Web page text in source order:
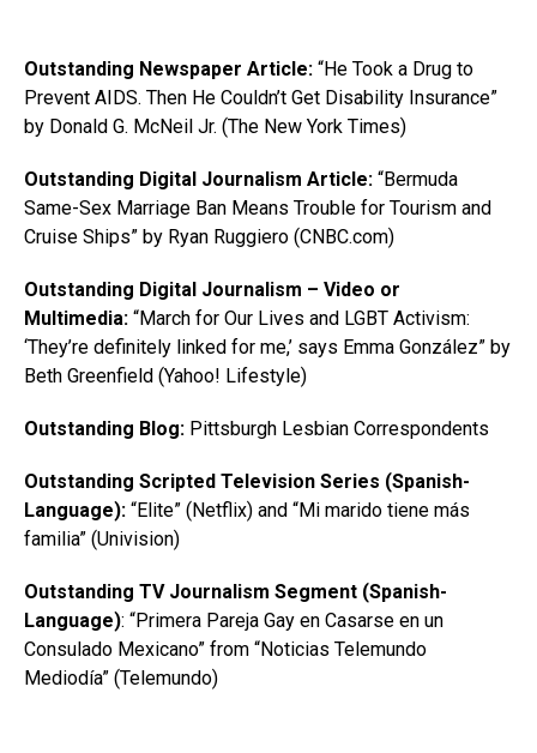
Outstanding Newspaper Article: “He Took a Drug to
Prevent AIDS. Then He Couldn’t Get Disability Insurance”
by Donald G. McNeil Jr. (The New York Times)
Outstanding Digital Journalism Article: “Bermuda
Same-Sex Marriage Ban Means Trouble for Tourism and
Cruise Ships” by Ryan Ruggiero (CNBC.com)
Outstanding Digital Journalism – Video or
Multimedia: “March for Our Lives and LGBT Activism:
‘They’re definitely linked for me,’ says Emma González” by
Beth Greenfield (Yahoo! Lifestyle)
Outstanding Blog: Pittsburgh Lesbian Correspondents
Outstanding Scripted Television Series (Spanish-
Language): “Elite” (Netflix) and “Mi marido tiene más
familia” (Univision)
Outstanding TV Journalism Segment (Spanish-
Language): “Primera Pareja Gay en Casarse en un
Consulado Mexicano” from “Noticias Telemundo
Mediodía” (Telemundo)